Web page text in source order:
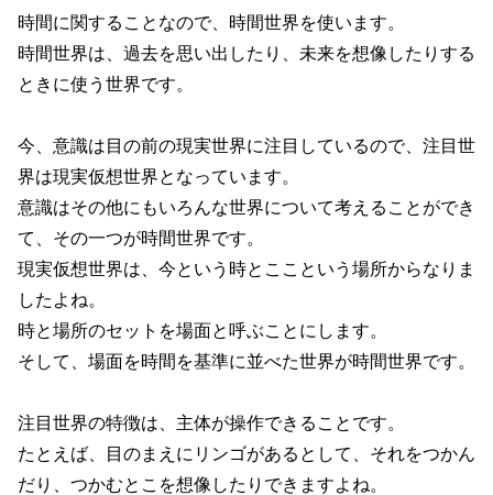
時間に関することなので、時間世界を使います。
時間世界は、過去を思い出したり、未来を想像したりする
ときに使う世界です。
今、意識は目の前の現実世界に注目しているので、注目世
界は現実仮想世界となっています。
意識はその他にもいろんな世界について考えることができ
て、その一つが時間世界です。
現実仮想世界は、今という時とここという場所からなりま
したよね。
時と場所のセットを場面と呼ぶことにします。
そして、場面を時間を基準に並べた世界が時間世界です。
注目世界の特徴は、主体が操作できることです。
たとえば、目のまえにリンゴがあるとして、それをつかん
だり、つかむとこを想像したりできますよね。